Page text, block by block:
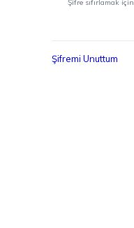
Şifre sıfırlamak için
Şifremi Unuttum